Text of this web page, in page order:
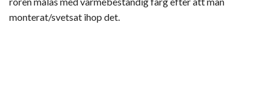
monterat/svetsat ihop det.